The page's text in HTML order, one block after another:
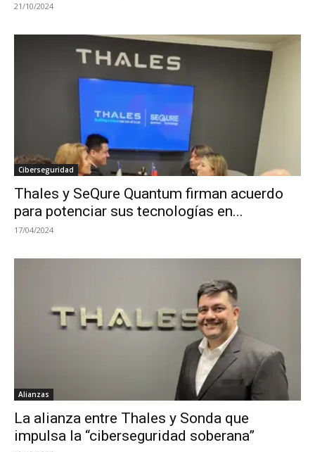
21/10/2024
Ciberseguridad
Thales y SeQure Quantum firman acuerdo
para potenciar sus tecnologías en...
17/04/2024
Alianzas
La alianza entre Thales y Sonda que
impulsa la “ciberseguridad soberana”